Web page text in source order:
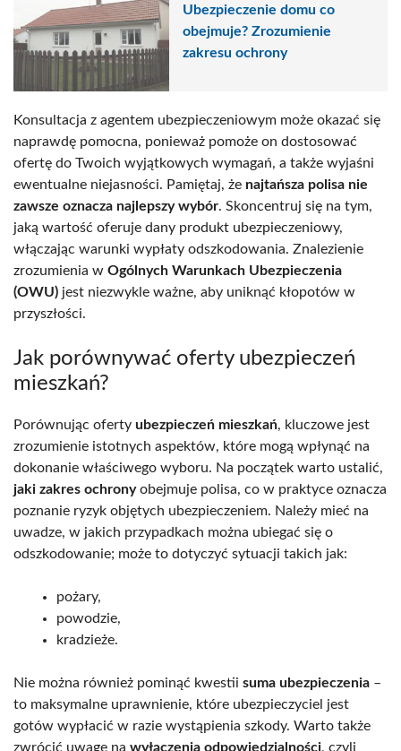
Ubezpieczenie domu co
obejmuje? Zrozumienie
zakresu ochrony
Konsultacja z agentem ubezpieczeniowym może okazać się
naprawdę pomocna, ponieważ pomoże on dostosować
ofertę do Twoich wyjątkowych wymagań, a także wyjaśni
ewentualne niejasności. Pamiętaj, że najtańsza polisa nie
zawsze oznacza najlepszy wybór. Skoncentruj się na tym,
jaką wartość oferuje dany produkt ubezpieczeniowy,
włączając warunki wypłaty odszkodowania. Znalezienie
zrozumienia w Ogólnych Warunkach Ubezpieczenia
(OWU) jest niezwykle ważne, aby uniknąć kłopotów w
przyszłości.
Jak porównywać oferty ubezpieczeń
mieszkań?
Porównując oferty ubezpieczeń mieszkań, kluczowe jest
zrozumienie istotnych aspektów, które mogą wpłynąć na
dokonanie właściwego wyboru. Na początek warto ustalić,
jaki zakres ochronyobejmuje polisa, co w praktyce oznacza
poznanie ryzyk objętych ubezpieczeniem. Należy mieć na
uwadze, w jakich przypadkach można ubiegać się o
odszkodowanie; może to dotyczyć sytuacji takich jak:
pożary,
powodzie,
kradzieże.
Nie można również pominąć kwestii suma ubezpieczenia –
to maksymalne uprawnienie, które ubezpieczyciel jest
gotów wypłacić w razie wystąpienia szkody. Warto także
zwrócić uwagę na wyłączenia odpowiedzialności, czyli